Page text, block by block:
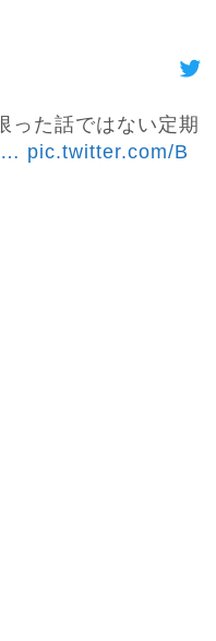
… pic.twitter.com/B